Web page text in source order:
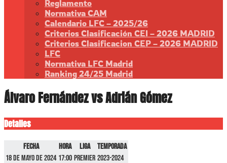
Reglamento
Normativa CAM
Calendario LFC – 2025/26
Criterios Clasificación CEI – 2026 MADRID
Criterios Clasificacion CEP – 2026 MADRID
LFC
Normativa LFC Madrid
Ranking 24/25 Madrid
Álvaro Fernández vs Adrián Gómez
Detalles
Fecha Hora Liga
Temporada
18 de mayo de 2024 17:00 Premier 2023-2024